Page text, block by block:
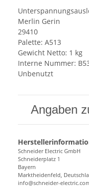
Merlin Gerin
29410
Palette: A513
Gewicht Netto: 1 kg
Interne Nummer:
Unbenutzt
Angaben
Schneider Electric GmbH
Schneiderplatz 1
Bayern
Marktheidenfeld,
info@schneider-